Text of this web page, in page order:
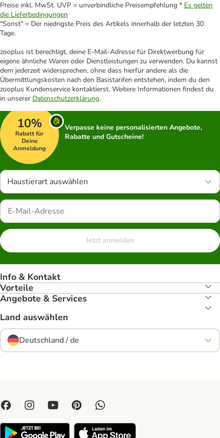
Preise inkl. MwSt. UVP = unverbindliche Preisempfehlung * Es gelten
die Lieferbedingungen
"Sonst" = Der niedrigste Preis des Artikels innerhalb der letzten 30
Tage.
zooplus ist berechtigt, deine E-Mail-Adresse für Direktwerbung für
eigene ähnliche Waren oder Dienstleistungen zu verwenden. Du kannst
dem jederzeit widersprechen, ohne dass hierfür andere als die
Übermittlungskosten nach den Basistarifen entstehen, indem du den
zooplus Kundenservice kontaktierst. Weitere Informationen findest du
in unserer Datenschutzerklärung.
10%
Rabatt für
Deine
Anmeldung
Verpasse keine personalisierten Angebote,
Rabatte und Gutscheine!
Haustierart auswählen
Jetzt anmelden
Info & Kontakt
Vorteile
Angebote & Services
Land auswählen
Deutschland / de